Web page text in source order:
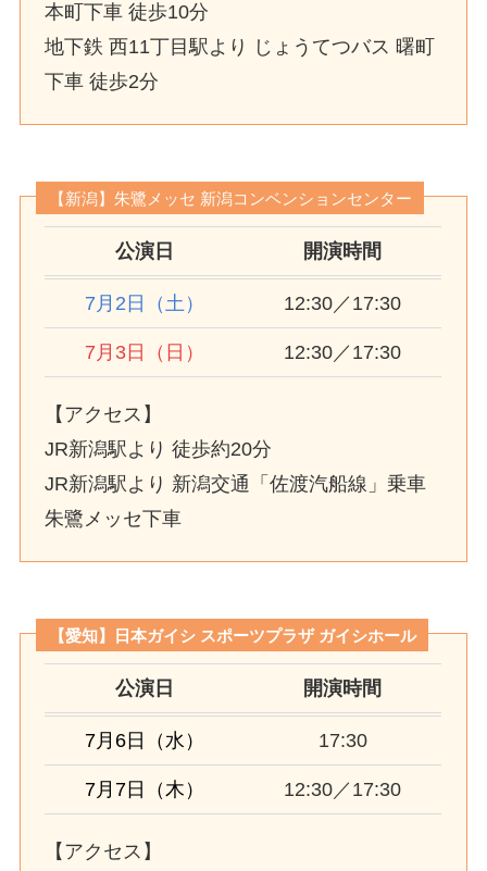
本町下車 徒歩10分
地下鉄 西11丁目駅より じょうてつバス 曙町
下車 徒歩2分
【新潟】朱鷺メッセ 新潟コンベンションセンター
公演日 開演時間
7月2日（土） 12:30／17:30
7月3日（日） 12:30／17:30
【アクセス】
JR新潟駅より 徒歩約20分
JR新潟駅より 新潟交通「佐渡汽船線」乗車
朱鷺メッセ下車
【愛知】日本ガイシ スポーツプラザ ガイシホール
公演日 開演時間
7月6日（水） 17:30
7月7日（木） 12:30／17:30
【アクセス】